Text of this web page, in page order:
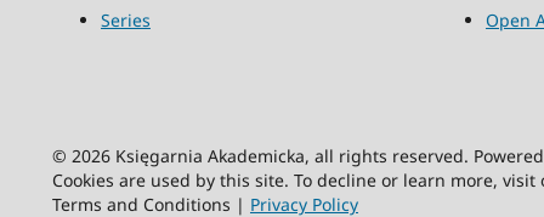
Series
Open
© 2026 Księgarnia Akademicka, all rights reserved.
Cookies are used by this site. To decline or learn more,
Terms and Conditions | Privacy Policy